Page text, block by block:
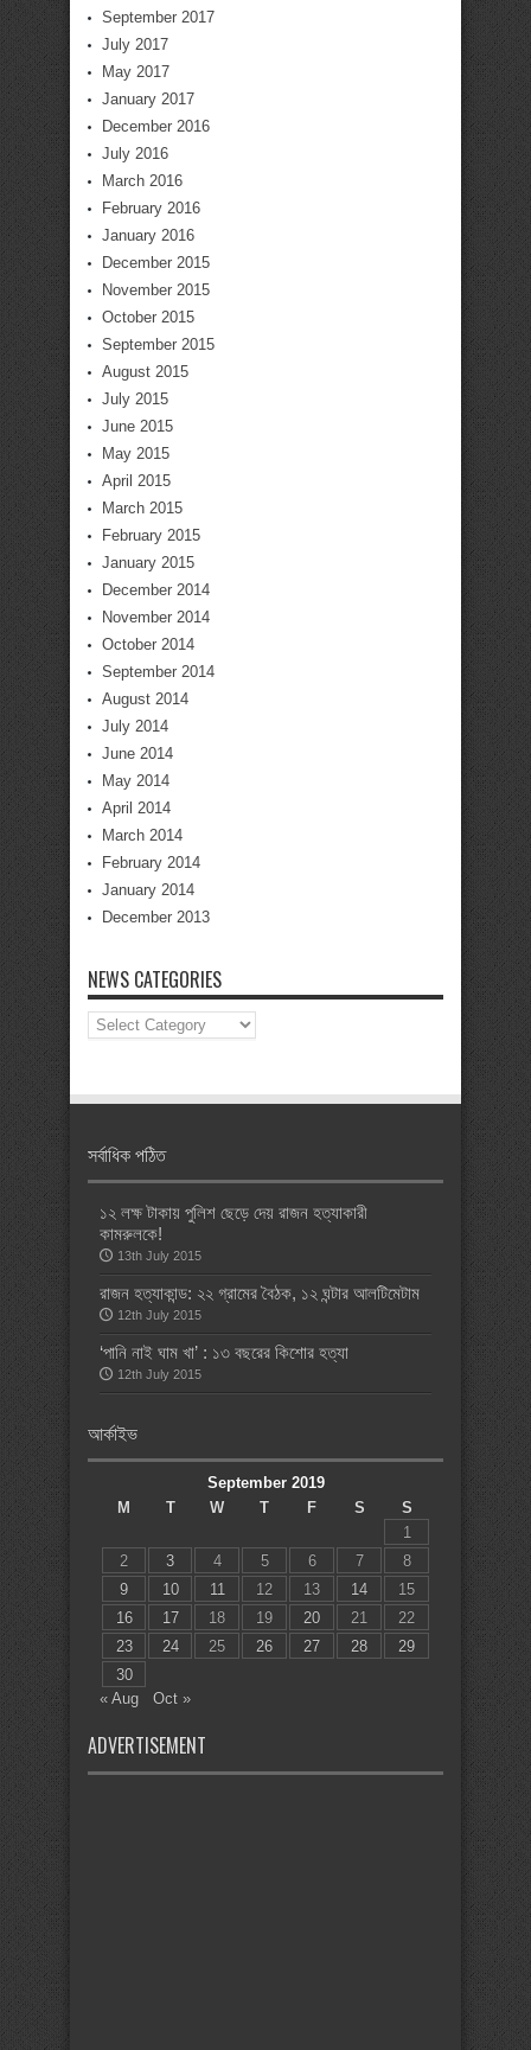
September 2017
July 2017
May 2017
January 2017
December 2016
July 2016
March 2016
February 2016
January 2016
December 2015
November 2015
October 2015
September 2015
August 2015
July 2015
June 2015
May 2015
April 2015
March 2015
February 2015
January 2015
December 2014
November 2014
October 2014
September 2014
August 2014
July 2014
June 2014
May 2014
April 2014
March 2014
February 2014
January 2014
December 2013
NEWS CATEGORIES
News
Categories
সর্বাধিক পঠিত
১২ লক্ষ টাকায় পুলিশ ছেড়ে দেয় রাজন হত্যাকারী
কামরুলকে!
13th July 2015
রাজন হত্যাকান্ড: ২২ গ্রামের বৈঠক, ১২ ঘন্টার আলটিমেটাম
12th July 2015
‘পানি নাই ঘাম খা’ : ১৩ বছরের কিশোর হত্যা
12th July 2015
আর্কাইভ
September 2019
M
T W T F S
S
1
2
3 4 5 6 7
8
9
10 11 12 13 14
15
16
17 18 19 20 21
22
23
24 25 26 27 28
29
30
« Aug
Oct »
ADVERTISEMENT